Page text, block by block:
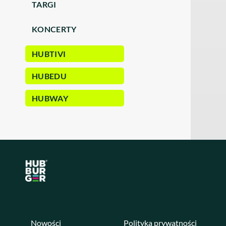
TARGI
KONCERTY
HUBTIVI
HUBEDU
HUBWAY
Nowości Polityka prywatności